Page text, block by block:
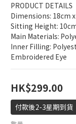
PRODUCT DETAILS
Dimensions: 18cm
Sitting Height:
Main Materials:
Inner Filling:
Embroidered Eye
HK$299.00
付款後2-3星期到貨